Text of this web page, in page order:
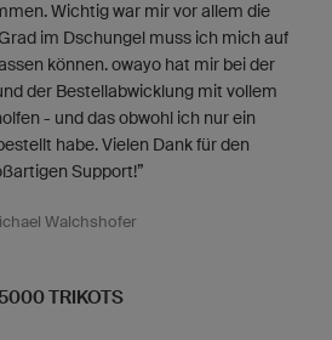
Wichtig war mir vor allem die
im Dschungel muss ich mich auf
können. owayo hat mir bei der
der Bestellabwicklung mit vollem
- und das obwohl ich nur ein
habe. Vielen Dank für den
Support!”
Walchshofer
5000 TRIKOTS